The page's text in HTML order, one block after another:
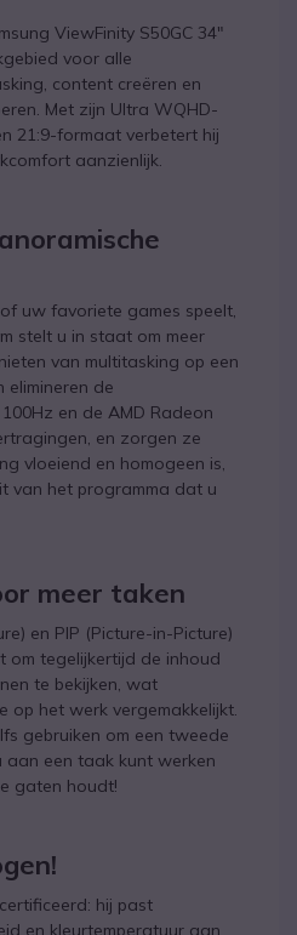
ViewFinity S50GC 34"
voor alle
content creëren en
Met zijn Ultra WQHD-
21:9-formaat verbetert hij
aanzienlijk.
uw favoriete games speelt,
stelt u in staat om meer
van multitasking op een
elimineren de
en de AMD Radeon
en zorgen ze
vloeiend en homogeen is,
van het programma dat u
meer taken
en PIP (Picture-in-Picture)
om tegelijkertijd de inhoud
te bekijken, wat
op het werk vergemakkelijkt.
gebruiken om een tweede
een taak kunt werken
gaten houdt!
hij past
en kleurtemperatuur aan